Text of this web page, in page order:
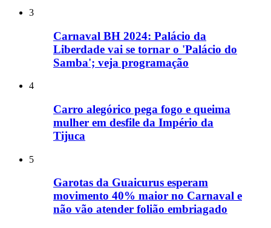
3
Carnaval BH 2024: Palácio da
Liberdade vai se tornar o 'Palácio do
Samba'; veja programação
4
Carro alegórico pega fogo e queima
mulher em desfile da Império da
Tijuca
5
Garotas da Guaicurus esperam
movimento 40% maior no Carnaval e
não vão atender folião embriagado